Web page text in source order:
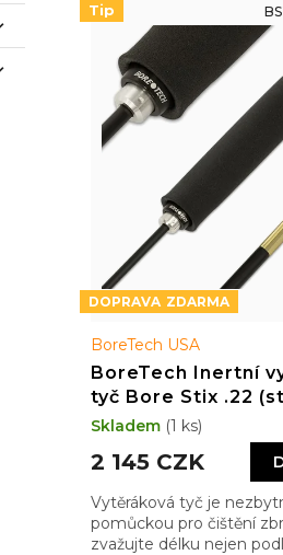
Tip
ZDARMA
BoreTech USA
BoreTech Inertní
tyč Bore Stix .22
zápal) délka 25"
2 145 CZK
Vytěráková tyč je
pomůckou pro čištění
zvažujte délku nejen
Skladem (1 ks)